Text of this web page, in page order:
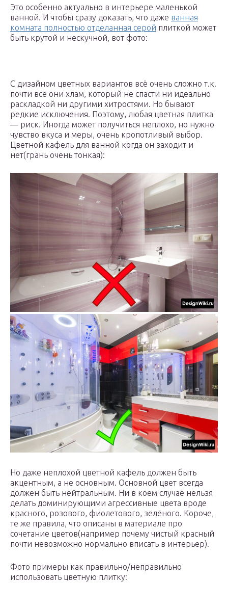
Это особенно актуально в интерьере маленькой
ванной. И чтобы сразу доказать, что даже ванная
комната полностью отделанная серой плиткой может
быть крутой и нескучной, вот фото:
С дизайном цветных вариантов всё очень сложно т.к.
почти все они хлам, который не спасти ни идеально
раскладкой ни другими хитростями. Но бывают
редкие исключения. Поэтому, любая цветная плитка
— риск. Иногда может получиться неплохо, но нужно
чувство вкуса и меры, очень кропотливый выбор.
Цветной кафель для ванной когда он заходит и
нет(грань очень тонкая):
Но даже неплохой цветной кафель должен быть
акцентным, а не основным. Основной цвет всегда
должен быть нейтральным. Ни в коем случае нельзя
делать доминирующими агрессивные цвета вроде
красного, розового, фиолетового, зелёного. Короче,
те же правила, что описаны в материале про
сочетание цветов(например почему чистый красный
почти невозможно нормально вписать в интерьер).
Фото примеры как правильно/неправильно
использовать цветную плитку: